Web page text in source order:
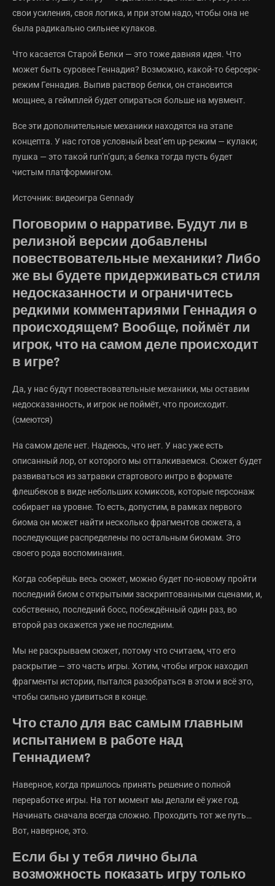
свои усиления, своя логика, и при этом надо, чтобы она не
была радикально сильнее кулаков.
Что касается Старой Белки — это тоже давняя идея. Что
может быть суровее Геннадия? Возможно, какой-то берсерк-
режим Геннадия. Выпив раствор белки, он становится
мощнее, а геймплей будет опираться больше на мувмент.
Все эти дополнительные механики находятся на этапе
концепта. У нас готов условный beat’em up-режим — кулаки;
пушка — это такой run’n’gun; а белка тогда пусть будет
чистым платформингом.
Источник: видеоигра Gennady
Поговорим о нарративе. Будут ли в
релизной версии добавлены
повествовательные механики? Либо
же вы будете придерживаться стиля
недосказанности и ограничитесь
редкими комментариями Геннадия о
происходящем? Вообще, поймёт ли
игрок, что на самом деле происходит
в игре?
Да, у нас будут повествовательные механики, мы оставим
недосказанность, и игрок не поймёт, что происходит.
(смеются)
На самом деле нет. Надеюсь, что нет. У нас уже есть
описанный лор, от которого мы отталкиваемся. Сюжет будет
развиваться из затравки стартового интро в формате
флешбеков в виде небольших комиксов, которые персонаж
собирает на уровне. То есть, допустим, в рамках первого
биома он может найти несколько фрагментов сюжета, а
последующие распределены по остальным биомам. Это
своего рода воспоминания.
Когда соберёшь весь сюжет, можно будет по-новому пройти
последний биом с открытыми заскриптованными сценами, и,
собственно, последний босс, побеждённый один раз, во
второй раз окажется уже не последним.
Мы не раскрываем сюжет, потому что считаем, что его
раскрытие — это часть игры. Хотим, чтобы игрок находил
фрагменты истории, пытался разобраться в этом и всё это,
чтобы сильно удивиться в конце.
Что стало для вас самым главным
испытанием в работе над
Геннадием?
Наверное, когда пришлось принять решение о полной
переработке игры. На тот момент мы делали её уже год.
Начинать сначала всегда сложно. Проходить тот же путь…
Вот, наверное, это.
Если бы у тебя лично была
возможность показать игру только